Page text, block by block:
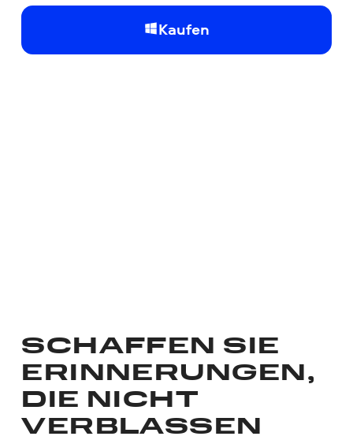
Kaufen
SCHAFFEN SIE
ERINNERUNGEN,
DIE NICHT
VERBLASSEN